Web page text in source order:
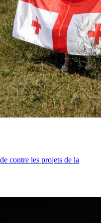
contre les projets de la